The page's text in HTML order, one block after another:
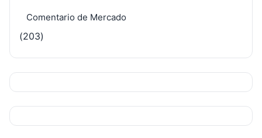
Comentario de Mercado
(203)